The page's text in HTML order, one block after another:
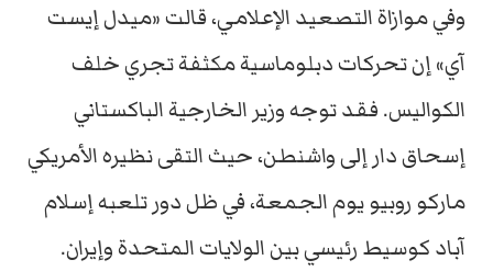
وفي موازاة التصعيد الإعلامي، قالت «ميدل إيست
آي» إن تحركات دبلوماسية مكثفة تجري خلف
الكواليس. فقد توجه وزير الخارجية الباكستاني
إسحاق دار إلى واشنطن، حيث التقى نظيره الأمريكي
ماركو روبيو يوم الجمعة، في ظل دور تلعبه إسلام
آباد كوسيط رئيسي بين الولايات المتحدة وإيران.